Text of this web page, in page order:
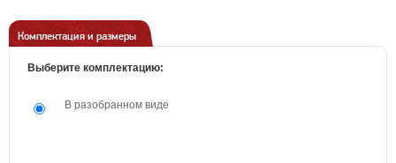
Комплектация и размеры
Выберите комплектацию:
В разобранном виде